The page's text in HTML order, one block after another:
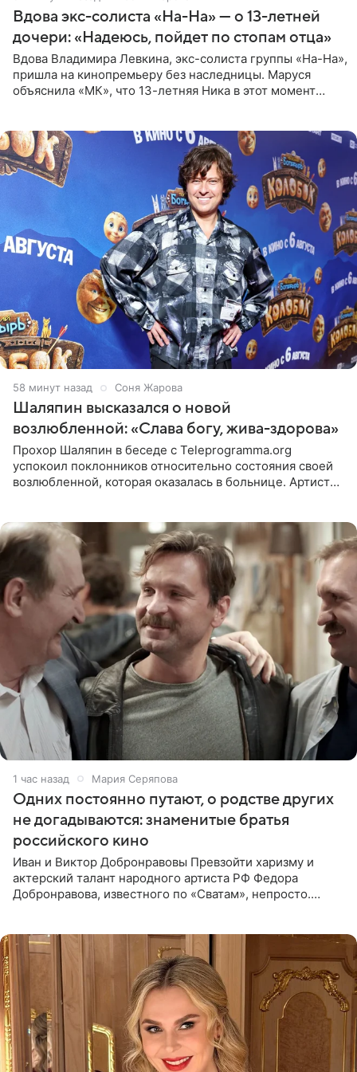
Вдова экс-солиста «На-На» — о 13-летней
дочери: «Надеюсь, пойдет по стопам отца»
Вдова Владимира Левкина, экс-солиста группы «На-На»,
пришла на кинопремьеру без наследницы. Маруся
объяснила «МК», что 13-летняя Ника в этот момент
59 минут назад Соня Жарова
Шаляпин высказался о новой
возлюбленной: «Слава богу, жива-здорова»
Прохор Шаляпин в беседе с Teleprogramma.org
успокоил поклонников относительно состояния своей
возлюбленной, которая оказалась в больнице. Артист
1 час назад Мария Серяпова
Одних постоянно путают, о родстве других
не догадываются: знаменитые братья
российского кино
Иван и Виктор Добронравовы Превзойти харизму и
актерский талант народного артиста РФ Федора
Добронравова, известного по «Сватам», непросто.